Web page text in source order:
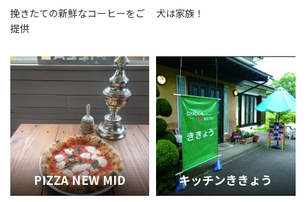
挽きたての新鮮なコーヒーをご
提供
犬は家族！
PIZZA NEW MID キッチンききょう